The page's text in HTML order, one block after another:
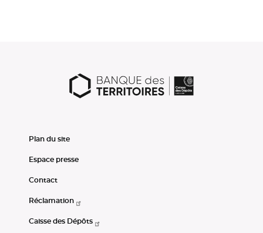
Plan du site
Espace presse
Contact
Réclamation
Caisse des Dépôts